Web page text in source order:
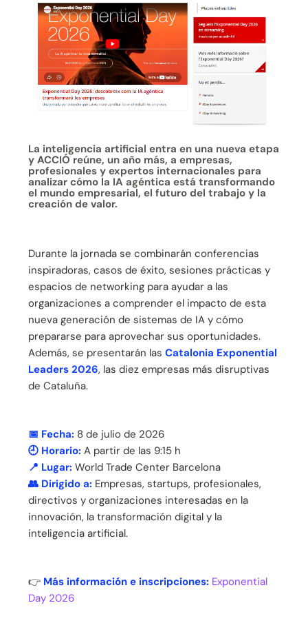
La inteligencia artificial entra en una nueva etapa
y ACCIÓ reúne, un año más, a empresas,
profesionales y expertos internacionales para
analizar cómo la IA agéntica está transformando
el mundo empresarial, el futuro del trabajo y la
creación de valor.
Durante la jornada se combinarán conferencias
inspiradoras, casos de éxito, sesiones prácticas y
espacios de networking para ayudar a las
organizaciones a comprender el impacto de esta
nueva generación de sistemas de IA y cómo
prepararse para aprovechar sus oportunidades.
Además, se presentarán lasCatalonia Exponential
Leaders 2026, las diez empresas más disruptivas
de Cataluña.
📅 Fecha: 8 de julio de 2026
🕘 Horario: A partir de las 9:15 h
📍 Lugar: World Trade Center Barcelona
👥 Dirigido a: Empresas, startups, profesionales,
directivos y organizaciones interesadas en la
innovación, la transformación digital y la
inteligencia artificial.
👉 Más información e inscripciones: Exponential
Day 2026